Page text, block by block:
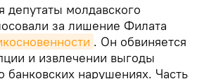
депутаты молдавского
за лишение Филата
. Он обвиняется
и извлечении выгоды
банковских нарушениях. Часть